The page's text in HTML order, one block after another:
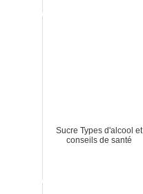
Sucre Types d'alcool et
conseils de santé